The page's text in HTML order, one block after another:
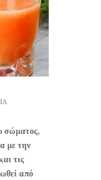
σώματος,
με την
τις
από